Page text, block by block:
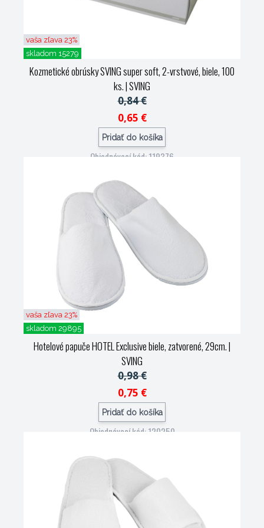
vaša zľava 23%
skladom 15279
Kozmetické obrúsky SVING super soft, 2-vrstvové, biele, 100
ks.| SVING
0,84 €
0,65 €
Pridať do košíka
Objednávací kód: 119376
vaša zľava 23%
skladom 29895
Hotelové papuče HOTEL Exclusive biele, zatvorené, 29cm.|
SVING
0,98 €
0,75 €
Pridať do košíka
Objednávací kód: 120250